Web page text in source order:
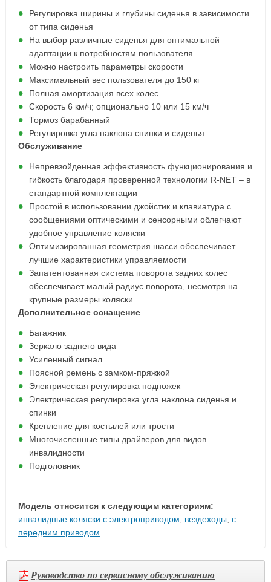
Регулировка ширины и глубины сиденья в зависимости
от типа сиденья
На выбор различные сиденья для оптимальной
адаптации к потребностям пользователя
Можно настроить параметры скорости
Максимальный вес пользователя до 150 кг
Полная амортизация всех колес
Скорость 6 км/ч; опционально 10 или 15 км/ч
Тормоз барабанный
Регулировка угла наклона спинки и сиденья
Обслуживание
Непревзойденная эффективность функционирования и
гибкость благодаря проверенной технологии R-NET – в
стандартной комплектации
Простой в использовании джойстик и клавиатура с
сообщениями оптическими и сенсорными облегчают
удобное управление коляски
Оптимизированная геометрия шасси обеспечивает
лучшие характеристики управляемости
Запатентованная система поворота задних колес
обеспечивает малый радиус поворота, несмотря на
крупные размеры коляски
Дополнительное оснащение
Багажник
Зеркало заднего вида
Усиленный сигнал
Поясной ремень с замком-пряжкой
Электрическая регулировка подножек
Электрическая регулировка угла наклона сиденья и
спинки
Крепление для костылей или трости
Многочисленные типы драйверов для видов
инвалидности
Подголовник
Модель относится к следующим категориям:
инвалидные коляски с электроприводом
вездеходы, с
передним приводом
Руководство по сервисному обслуживанию